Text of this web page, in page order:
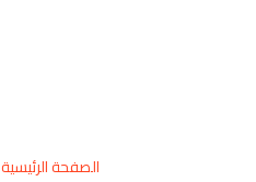
الصفحة الرئيسية